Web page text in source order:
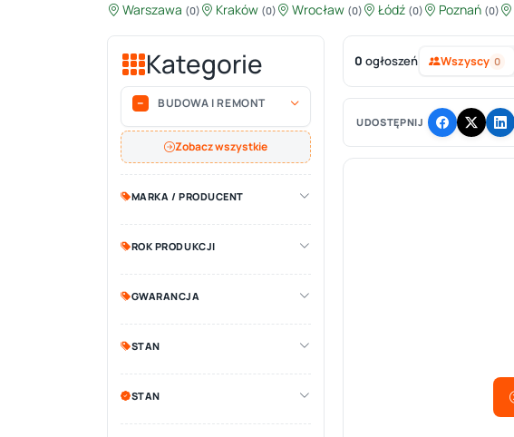
Warszawa (0) Kraków (0) Wrocław (0) Łódź (0) Poznań (0)
Kategorie
BUDOWA I REMONT
Zobacz wszystkie
MARKA / PRODUCENT
ROK PRODUKCJI
GWARANCJA
STAN
STAN
0 ogłoszeń Wszyscy 0
UDOSTĘPNIJ